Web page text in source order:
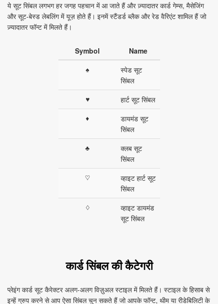
ये सूट सिंबल लगभग हर जगह पहचान में आ जाते हैं और ज़्यादातर कार्ड गेम्स, मैसेजिंग
और सूट‑बेस्ड लेबलिंग में यूज़ होते हैं। इनमें स्टैंडर्ड ब्लैक और रेड वैरिएंट शामिल हैं जो
ज़्यादातर फॉन्ट में मिलते हैं।
Symbol
Name
♠
स्पेड सूट
सिंबल
♥
हार्ट सूट सिंबल
♦
डायमंड सूट
सिंबल
♣
क्लब सूट
सिंबल
♡
व्हाइट हार्ट सूट
सिंबल
♢
व्हाइट डायमंड
सूट सिंबल
कार्ड सिंबल की कैटेगरी
प्लेइंग कार्ड सूट कैरेक्टर अलग‑अलग विज़ुअल स्टाइल में मिलते हैं। स्टाइल के हिसाब से
इन्हें ग्रुप करने से आप ऐसा सिंबल चुन सकते हैं जो आपके फॉन्ट, थीम या रीडेबिलिटी के